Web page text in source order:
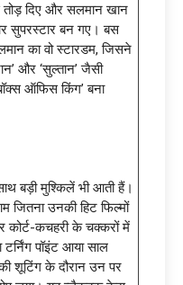
तोड़ दिए और सलमान खान
सुपरस्टार बन गए। बस
का वो स्टारडम, जिसने
और ‘सुल्तान’ जैसी
ऑफिस किंग’ बना
बड़ी मुश्किलें भी आती हैं।
उनकी हिट फिल्मों
कोर्ट-कचहरी के चक्करों में
पॉइंट आया साल
शूटिंग के दौरान उन पर